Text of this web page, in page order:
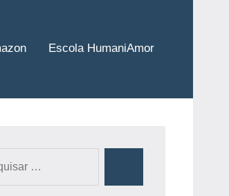
Escola HumaniAmor